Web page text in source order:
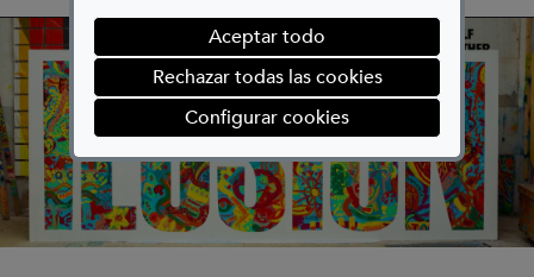
Aceptar todo
Rechazar todas las cookies
Configurar cookies(abre en ventana